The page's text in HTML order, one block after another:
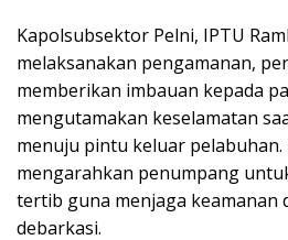
Kapolsubsektor Pelni, IPTU
melaksanakan pengamanan,
memberikan imbauan kepada
mengutamakan keselamatan
menuju pintu keluar pelabuhan.
mengarahkan penumpang
tertib guna menjaga keamanan
debarkasi.